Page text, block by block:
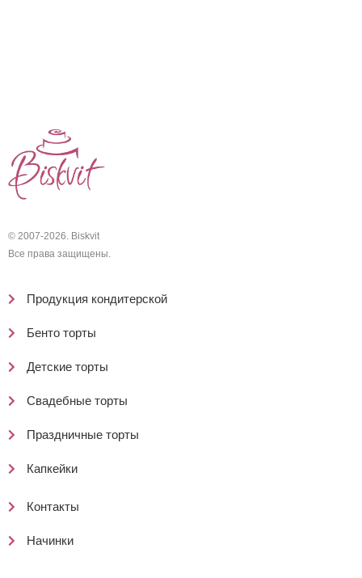
© 2007-2026. Biskvit
Все права защищены.
Продукция кондитерской
Бенто торты
Детские торты
Свадебные торты
Праздничные торты
Капкейки
Контакты
Начинки